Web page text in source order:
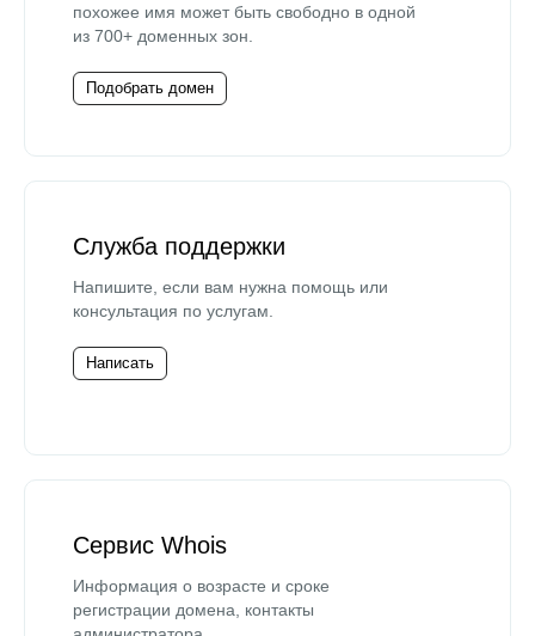
похожее имя может быть свободно в одной
из 700+ доменных зон.
Подобрать домен
Служба поддержки
Напишите, если вам нужна помощь или
консультация по услугам.
Написать
Сервис Whois
Информация о возрасте и сроке
регистрации домена, контакты